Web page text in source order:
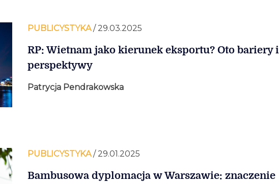
PUBLICYSTYKA/ 29.03.2025
RP: Wietnam jako kierunek eksportu? Oto bariery i
perspektywy
Patrycja Pendrakowska
PUBLICYSTYKA/ 29.01.2025
Bambusowa dyplomacja w Warszawie: znaczenie